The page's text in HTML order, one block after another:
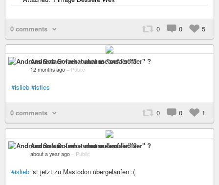
0 comments 0 0 5
Andreas Sofaer - what means "sofaer" ?
12 months ago – Public
#islieb #isfies
0 comments 0 0 1
Andreas Sofaer - what means "sofaer" ?
about a year ago – Public
#islieb ist jetzt zu Mastodon übergelaufen :(